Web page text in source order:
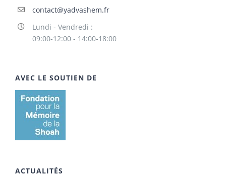
contact@yadvashem.fr
Lundi - Vendredi :
09:00-12:00 - 14:00-18:00
AVEC LE SOUTIEN DE
ACTUALITÉS